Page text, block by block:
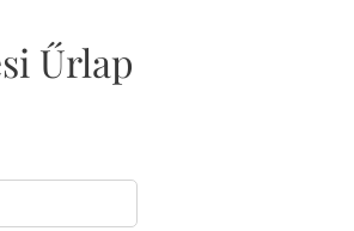
Űrlap